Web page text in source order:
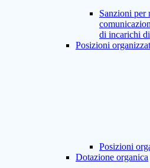
Sanzioni per
di incarichi
Posizioni
Posizioni
Dotazione organica